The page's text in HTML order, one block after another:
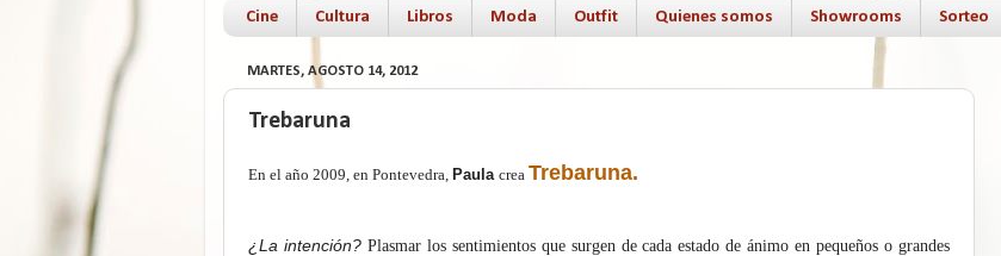
Cine Cultura Libros Moda Outfit Quienes somos Showrooms Sorteo
MARTES, AGOSTO 14, 2012
Trebaruna
En el año 2009, en Pontevedra, Paula crea Trebaruna.
¿La intención?Plasmar los sentimientos que surgen de cada estado de ánimo en pequeños o grandes